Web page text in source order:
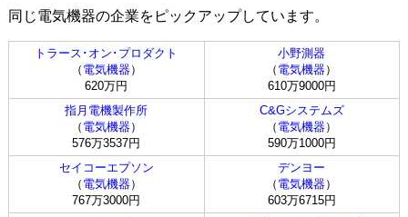
同じ電気機器の企業をピックアップしています。
トラース･オン･プロダクト
（ 電気機器）
620万円
小野測器
（ 電気機器）
610万9000円
指月電機製作所
（ 電気機器）
576万3537円
C&Gシステムズ
（ 電気機器）
590万1000円
セイコーエプソン
（ 電気機器）
767万3000円
デンヨー
（ 電気機器）
603万6715円